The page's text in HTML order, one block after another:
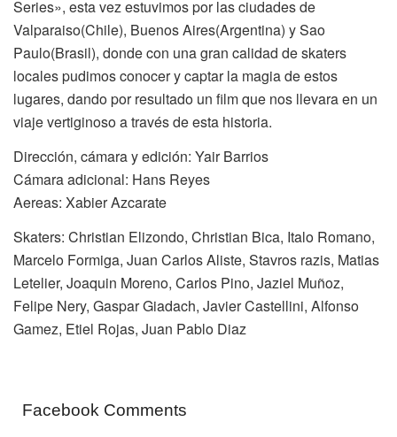
Series», esta vez estuvimos por las ciudades de
Valparaiso(Chile), Buenos Aires(Argentina) y Sao
Paulo(Brasil), donde con una gran calidad de skaters
locales pudimos conocer y captar la magia de estos
lugares, dando por resultado un film que nos llevara en un
viaje vertiginoso a través de esta historia.
Dirección, cámara y edición: Yair Barrios
Cámara adicional: Hans Reyes
Aereas: Xabier Azcarate
Skaters: Christian Elizondo, Christian Bica, Italo Romano,
Marcelo Formiga, Juan Carlos Aliste, Stavros razis, Matias
Letelier, Joaquin Moreno, Carlos Pino, Jaziel Muñoz,
Felipe Nery, Gaspar Giadach, Javier Castellini, Alfonso
Gamez, Etiel Rojas, Juan Pablo Diaz
Facebook Comments